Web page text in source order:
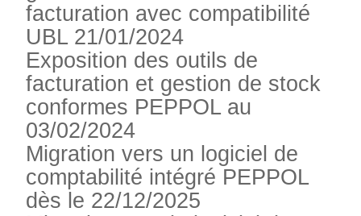
facturation avec compatibilité
UBL 21/01/2024
Exposition des outils de
facturation et gestion de stock
conformes PEPPOL au
03/02/2024
Migration vers un logiciel de
comptabilité intégré PEPPOL
dès le 22/12/2025